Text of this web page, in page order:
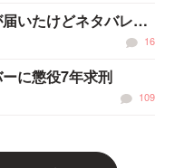
いたけどネタバレ。
16
に懲役7年求刑
109